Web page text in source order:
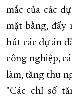
mắc của các
mặt bằng, đẩy
hút các dự án
công nghiệp,
làm, tăng thu
"Các chỉ số